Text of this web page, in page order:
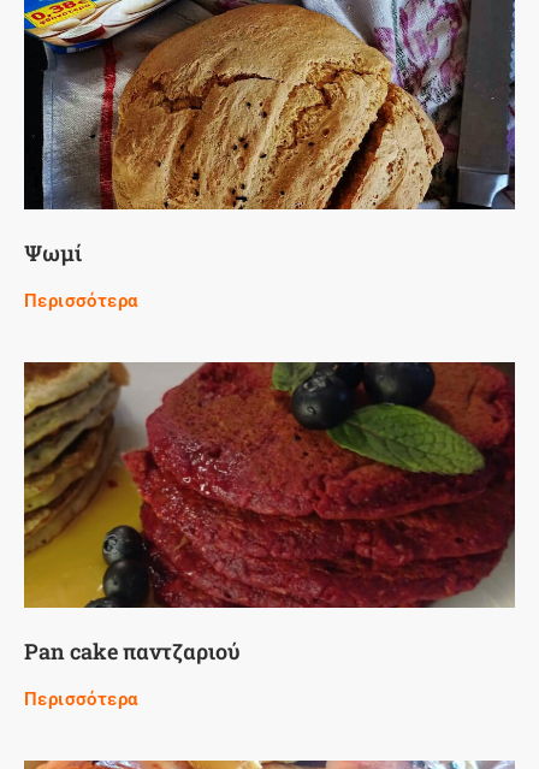
Ψωμί
Περισσότερα
Pan cake παντζαριού
Περισσότερα